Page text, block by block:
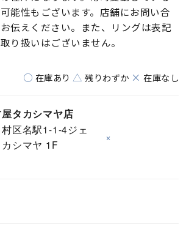
能性もございます。店舗にお問い合
伝えください。また、リングは表記
り扱いはございません。
○ 在庫あり △ 残りわずか × 在庫なし
タカシマヤ店
区名駅1-1-4ジェ
シマヤ 1F
×